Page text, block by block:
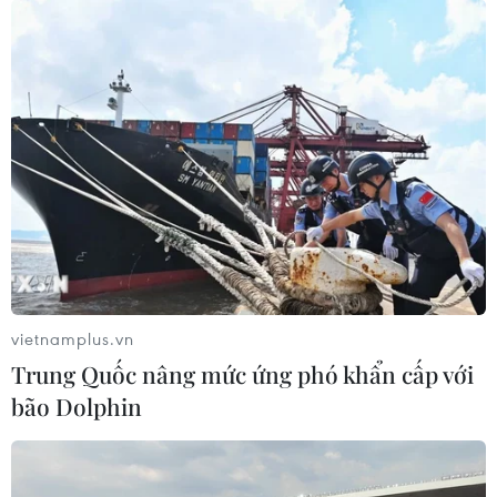
Tuyển thủ Indonesia cúi đầu thành
khẩn xin lỗi người hâm mộ xứ vạn
đảo
04/08/2026 03:17
ASEAN Cup 2026: "Chìa khóa" giúp
tuyển Việt Nam quật ngã Indonesia
04/08/2026 03:05
ASEAN Cup 2026: Đội tuyển Việt
Nam tạo "cơn địa chấn" trên truyền
vietnamplus.vn
Trung Quốc nâng mức ứng phó khẩn cấp với
bão Dolphin